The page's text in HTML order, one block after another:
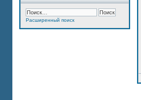
Расширенный поиск